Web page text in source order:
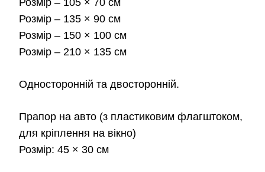
Розмір – 105 × 70 см
Розмір – 135 × 90 см
Розмір – 150 × 100 см
Розмір – 210 × 135 см
Односторонній та двосторонній.
Прапор на авто (з пластиковим флагштоком,
для кріплення на вікно)
Розмір: 45 × 30 см